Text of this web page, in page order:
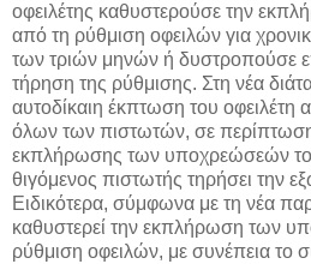
οφειλέτης καθυστερούσε την
από τη ρύθμιση οφειλών για
των τριών μηνών ή δυστροπούσε
τήρηση της ρύθμισης. Στη νέα
αυτοδίκαιη έκπτωση του οφειλέτη
όλων των πιστωτών, σε
εκπλήρωσης των υποχρεώσεών
θιγόμενος πιστωτής τηρήσει την
Ειδικότερα, σύμφωνα με τη νέα
καθυστερεί την εκπλήρωση των
ρύθμιση οφειλών, με συνέπεια το